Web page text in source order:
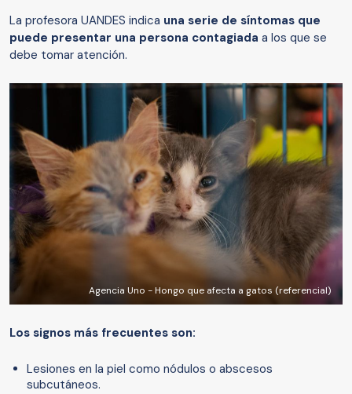
La profesora UANDES indica una serie de síntomas que
puede presentar una persona contagiada a los que se
debe tomar atención.
Agencia Uno - Hongo que afecta a gatos (referencial)
Los signos más frecuentes son:
Lesiones en la piel como nódulos o abscesos
subcutáneos.